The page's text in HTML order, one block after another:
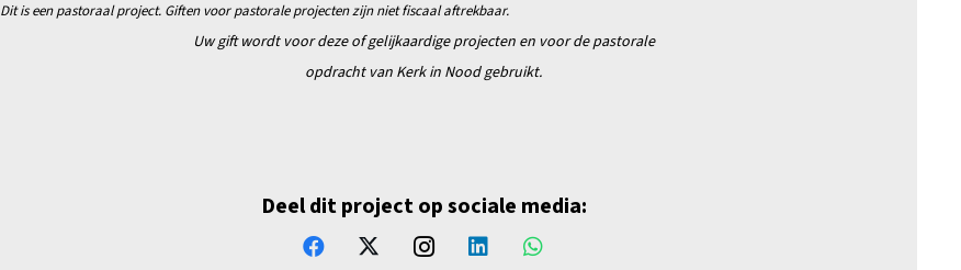
Dit is een pastoraal project. Giften voor pastorale projecten zijn niet fiscaal aftrekbaar.
Uw gift wordt voor deze of gelijkaardige projecten en voor de pastorale
opdracht van Kerk in Nood gebruikt.
Deel dit project op sociale media: